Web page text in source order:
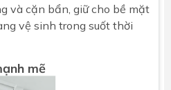
và cặn bẩn, giữ cho bề mặt
vệ sinh trong suốt thời
mẽ